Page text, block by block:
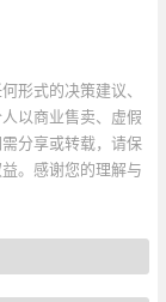
形式的决策建议、
以商业售卖、虚假
分享或转载，请保
。感谢您的理解与